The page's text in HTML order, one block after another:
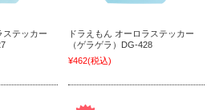
ステッカー
ドラえもん オーロラステッカー
（ゲラゲラ）DG-428
¥462(税込)